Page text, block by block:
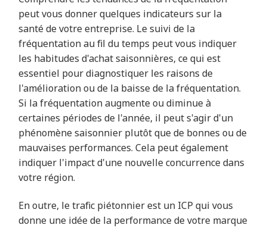
peut vous donner quelques indicateurs sur la
santé de votre entreprise. Le suivi de la
fréquentation au fil du temps peut vous indiquer
les habitudes d'achat saisonnières, ce qui est
essentiel pour diagnostiquer les raisons de
l'amélioration ou de la baisse de la fréquentation.
Si la fréquentation augmente ou diminue à
certaines périodes de l'année, il peut s'agir d'un
phénomène saisonnier plutôt que de bonnes ou de
mauvaises performances. Cela peut également
indiquer l'impact d'une nouvelle concurrence dans
votre région.
En outre, le trafic piétonnier est un ICP qui vous
donne une idée de la performance de votre marque